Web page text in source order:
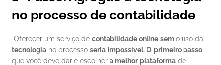
no processo de contabilidade
Oferecer um serviço de contabilidade online sem o uso da
tecnologia no processo seria impossível. O primeiro passo
que você deve dar é escolher a melhor plataforma de